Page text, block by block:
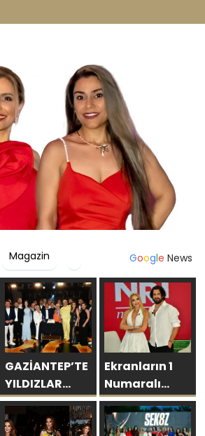
Magazin Google News
GAZİANTEP’TE
YILDIZLAR
GEÇİDİ:
ŞAMDANCI VE
Ekranların 1
Numaralı
programı NR1
Magazin